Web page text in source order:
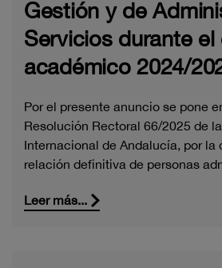
Gestión y de
Servicios durante el
académico 2024/
Por el presente anuncio se pone
Resolución Rectoral 66/2025 de
Internacional de Andalucía, por la
relación definitiva de personas
Leer más...